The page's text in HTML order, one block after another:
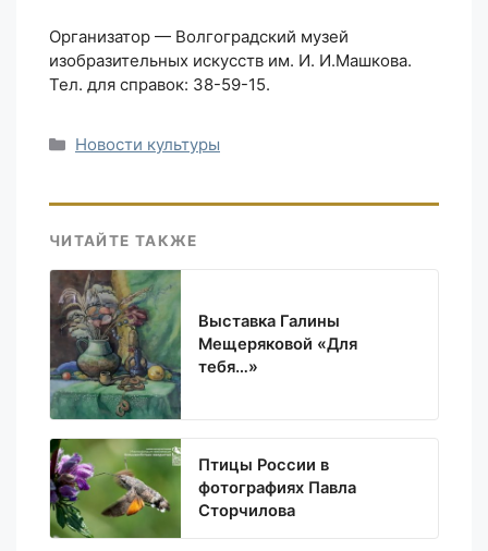
Организатор — Волгоградский музей
изобразительных искусств им. И. И.Машкова.
Тел. для справок: 38-59-15.
Рубрики
Новости культуры
ЧИТАЙТЕ ТАКЖЕ
Выставка Галины
Мещеряковой «Для
тебя…»
Птицы России в
фотографиях Павла
Сторчилова